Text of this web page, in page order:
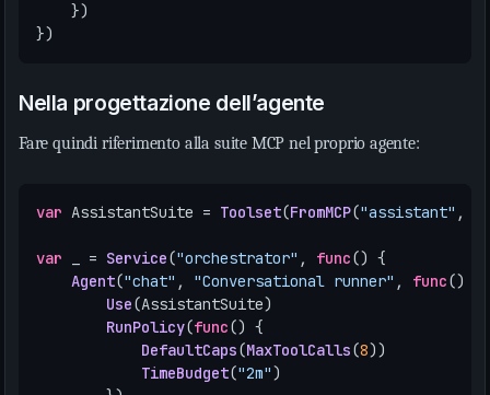
})
})
Nella progettazione dell’agente
Fare quindi riferimento alla suite MCP nel proprio agente:
var AssistantSuite = Toolset(FromMCP("assistant" ,
var = Service("orchestrator" , func() {
Agent("chat" , "Conversational runner" , func()
Use(AssistantSuite)
RunPolicy(func() {
DefaultCaps(MaxToolCalls(8))
TimeBudget("2m")